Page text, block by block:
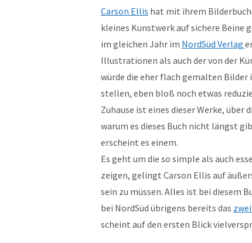
Carson Ellis hat mit ihrem
kleines Kunstwerk auf sichere Beine
im gleichen Jahr im NordSüd Verlag
Illustrationen als auch der von der
würde die eher flach gemalten
stellen, eben bloß noch etwas
Zuhause ist eines dieser Werke, über
warum es dieses Buch nicht längst
erscheint es einem.
Es geht um die so simple als auch
zeigen, gelingt Carson Ellis auf
sein zu müssen. Alles ist bei diesem
bei NordSüd übrigens bereits das
scheint auf den ersten Blick